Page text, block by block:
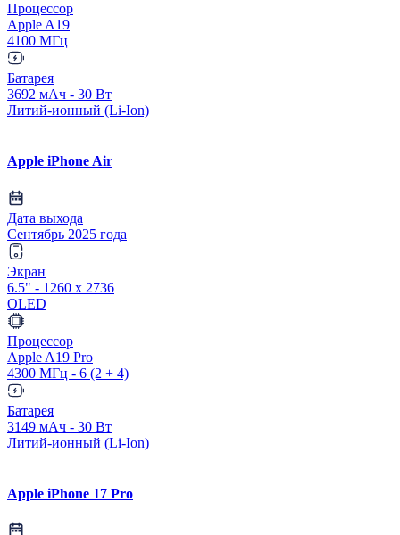
Процессор
Apple A19
4100 МГц
Батарея
3692 мАч - 30 Вт
Литий-ионный (Li-Ion)
Apple iPhone Air
Дата выхода
Сентябрь 2025 года
Экран
6.5" - 1260 x 2736
OLED
Процессор
Apple A19 Pro
4300 МГц - 6 (2 + 4)
Батарея
3149 мАч - 30 Вт
Литий-ионный (Li-Ion)
Apple iPhone 17 Pro